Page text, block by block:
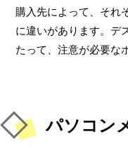
購入先によって、それ
に違いがあります。デ
たって、注意が必要な
パソコン